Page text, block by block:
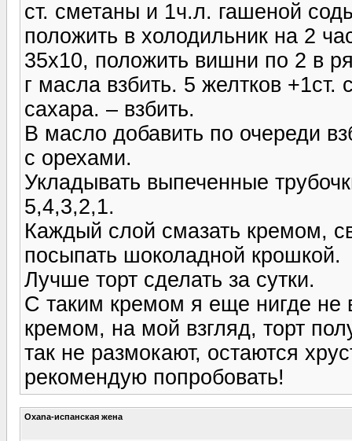
ст. сметаны и 1ч.л. гашеной
положить в холодильник на 2
35х10, положить вишни по 2 в
г масла взбить. 5 желтков +1ст.
сахара. – взбить.
В масло добавить по очереди
с орехами.
Укладывать выпеченные
5,4,3,2,1.
Каждый слой смазать кремом,
посыпать шоколадной крошкой.
Лучше торт сделать за сутки.
С таким кремом я еще нигде не
кремом, на мой взгляд, торт
так не размокают, остаются
рекомендую попробовать!
Oxana-испанская жена